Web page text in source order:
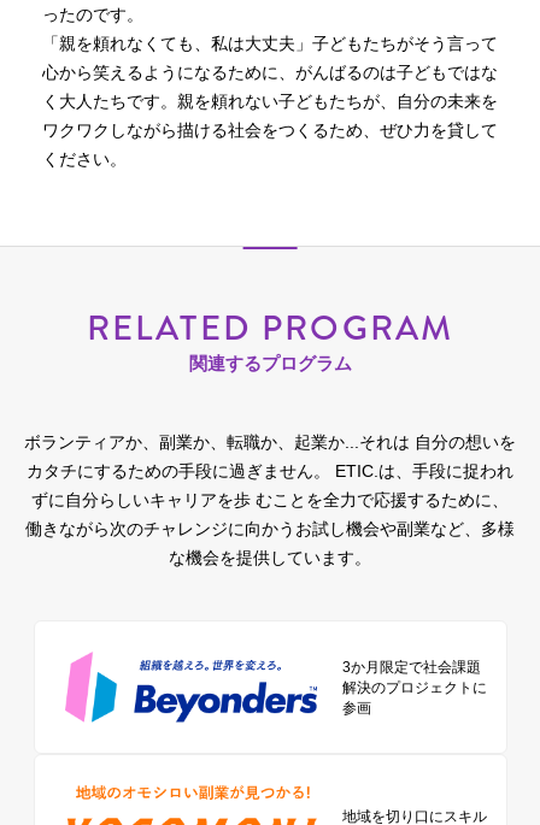
ったのです。
「親を頼れなくても、私は大丈夫」子どもたちがそう言って
心から笑えるようになるために、がんばるのは子どもではな
く大人たちです。親を頼れない子どもたちが、自分の未来を
ワクワクしながら描ける社会をつくるため、ぜひ力を貸して
ください。
RELATED PROGRAM
関連するプログラム
ボランティアか、副業か、転職か、起業か...それは 自分の想いを
カタチにするための手段に過ぎません。
ETIC.は、手段に捉われ
ずに自分らしいキャリアを歩 むことを全力で応援するために、
働きながら次のチャレンジに向かうお試し機会や副業など、多様
な機会を提供しています。
3か月限定で社会課題
解決のプロジェクトに
参画
地域を切り口に スキル